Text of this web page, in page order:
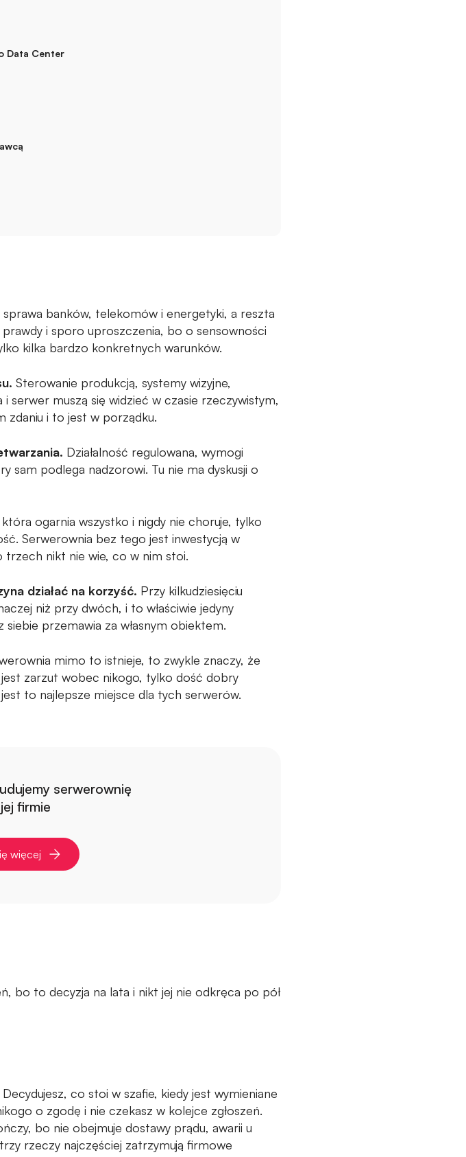
Data Center
banków, telekomów i energetyki, a reszta
i sporo uproszczenia, bo o sensowności
kilka bardzo konkretnych warunków.
Sterowanie produkcją, systemy wizyjne,
serwer muszą się widzieć w czasie rzeczywistym,
zdaniu i to jest w porządku.
Działalność regulowana, wymogi
podlega nadzorowi. Tu nie ma dyskusji o
ogarnia wszystko i nigdy nie choruje, tylko
Serwerownia bez tego jest inwestycją w
nikt nie wie, co w nim stoi.
działać na korzyść. Przy kilkudziesięciu
niż przy dwóch, i to właściwie jedyny
przemawia za własnym obiektem.
mimo to istnieje, to zwykle znaczy, że
jest zarzut wobec nikogo, tylko dość dobry
to najlepsze miejsce dla tych serwerów.
serwerownię
firmie
więcej
bo to decyzja na lata i nikt jej nie odkręca po pół
Decydujesz, co stoi w szafie, kiedy jest wymieniane
o zgodę i nie czekasz w kolejce zgłoszeń.
bo nie obejmuje dostawy prądu, awarii u
rzeczy najczęściej zatrzymują firmowe